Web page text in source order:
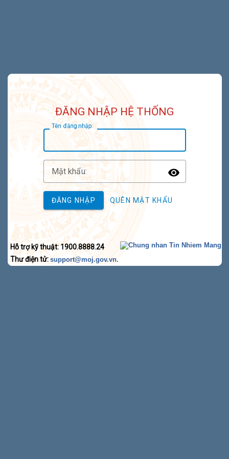
ĐĂNG NHẬP HỆ THỐNG
Tên đăng nhập:
Mật khẩu:
Toggle
ĐĂNG NHẬP QUÊN MẬT KHẨU
Hỗ trợ kỹ thuật: 1900.8888.24
Thư điện tử: support@moj.gov.vn.